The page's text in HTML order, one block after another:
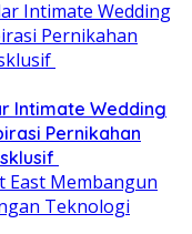
Intimate Wedding
Pernikahan